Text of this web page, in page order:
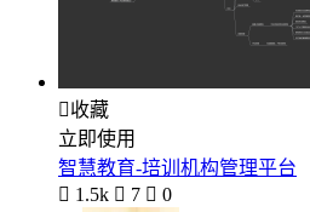
收藏
立即使用
智慧教育-培训机构管理平台
 1.5k  7  0